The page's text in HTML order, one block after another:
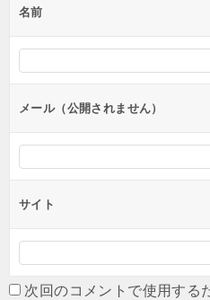
ー
シ
ョ
ン
名前
メール（公開されません）
サイト
次回のコメントで使用する